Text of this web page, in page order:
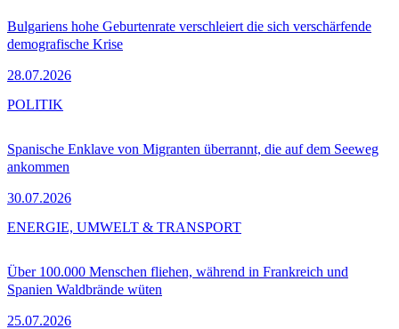
Bulgariens hohe Geburtenrate verschleiert die sich verschärfende
demografische Krise
28.07.2026
Spanische Enklave von Migranten überrannt, die auf dem Seeweg
ankommen
30.07.2026
POLITIK
Über 100.000 Menschen fliehen, während in Frankreich und
Spanien Waldbrände wüten
25.07.2026
ENERGIE, UMWELT & TRANSPORT